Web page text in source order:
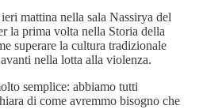
mattina nella sala Nassirya del
la prima volta nella Storia della
superare la cultura tradizionale
nella lotta alla violenza.
semplice: abbiamo tutti
di come avremmo bisogno che